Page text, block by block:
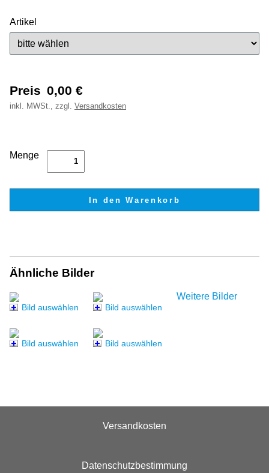
Artikel
Preis 0,00 €
inkl. MWSt., zzgl. Versandkosten
Menge
Ähnliche Bilder
Bild auswählen Bild auswählen
Bild auswählen Bild auswählen
Weitere Bilder
Versandkosten
Datenschutzbestimmung